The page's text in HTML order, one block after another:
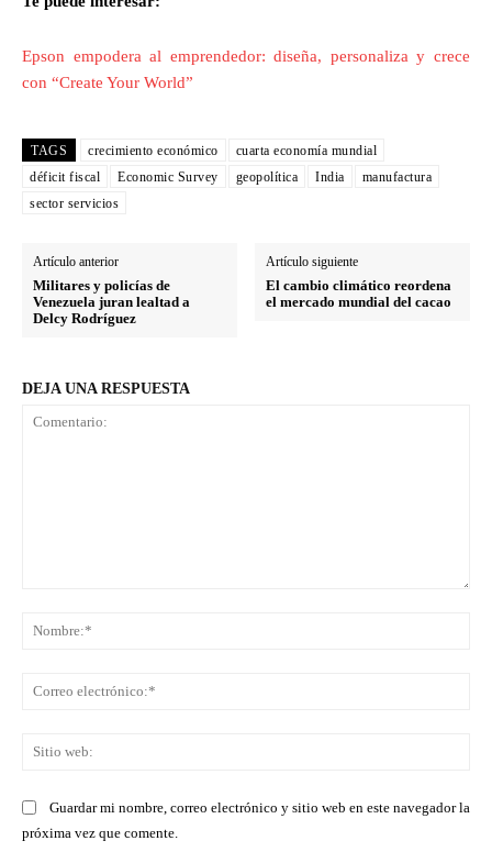
Epson empodera al emprendedor: diseña, personaliza y crece
con “Create Your World”
TAGS crecimiento económico
cuarta economía mundial
déficit fiscal
Economic Survey geopolítica India
manufactura
sector servicios
Artículo anterior
Militares y policías de
Venezuela juran lealtad a
Delcy Rodríguez
Artículo siguiente
El cambio climático reordena
el mercado mundial del cacao
DEJA UNA RESPUESTA
Guardar mi nombre, correo electrónico y sitio web en este navegador la
próxima vez que comente.